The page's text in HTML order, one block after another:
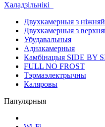
Халадзільнікі
Двухкамерныя з
Двухкамерныя з
Убудавальныя
Аднакамерныя
Камбінацыя SIDE BY
FULL NO FROST
Тэрмаэлектрычны
Каляровы
Папулярныя